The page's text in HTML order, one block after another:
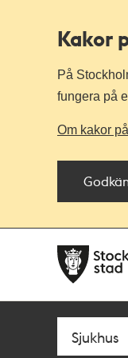
Kakor
På
fungera på
Om kakor
navigationen
huvudinnehållet
Sök